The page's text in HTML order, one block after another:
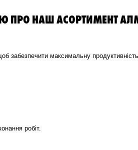
НАШ АСОРТИМЕНТ
забезпечити максимальну продуктивність
робіт.